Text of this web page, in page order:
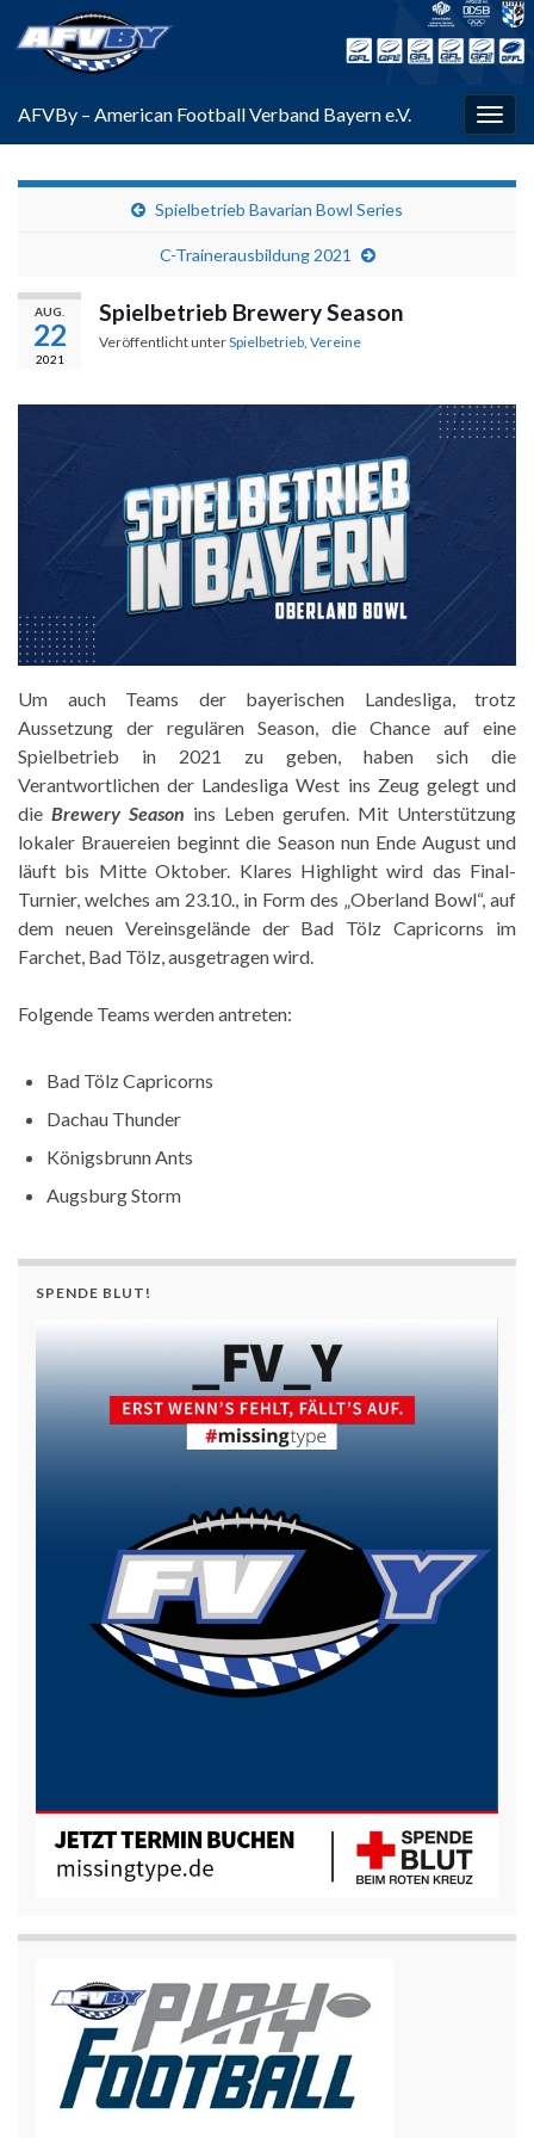
AFVBy – American Football Verband Bayern e.V.
Spielbetrieb Bavarian Bowl Series
C-Trainerausbildung 2021
AUG.
22
2021
Spielbetrieb Brewery Season
Veröffentlicht unterSpielbetrieb Vereine
Um auch Teams der bayerischen Landesliga, trotz
Aussetzung der regulären Season, die Chance auf eine
Spielbetrieb in 2021 zu geben, haben sich die
Verantwortlichen der Landesliga West ins Zeug gelegt und
die Brewery Season ins Leben gerufen. Mit Unterstützung
lokaler Brauereien beginnt die Season nun Ende August und
läuft bis Mitte Oktober. Klares Highlight wird das Final-
Turnier, welches am 23.10., in Form des „Oberland Bowl“, auf
dem neuen Vereinsgelände der Bad Tölz Capricorns im
Farchet, Bad Tölz, ausgetragen wird.
Folgende Teams werden antreten:
Bad Tölz Capricorns
Dachau Thunder
Königsbrunn Ants
Augsburg Storm
SPENDE BLUT!